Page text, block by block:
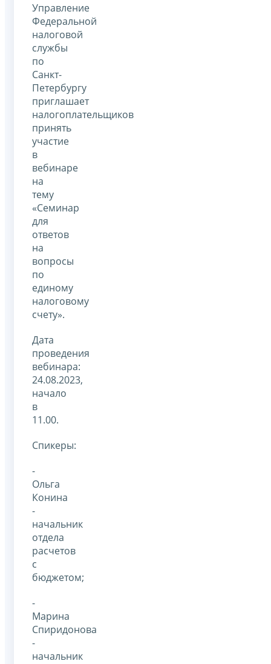
Управление
Федеральной
налоговой
службы
по
Санкт-
Петербургу
приглашает
налогоплательщиков
принять
участие
в
вебинаре
на
тему
«Семинар
для
ответов
на
вопросы
по
единому
налоговому
счету».
Дата
проведения
вебинара:
24.08.2023,
начало
в
11.00.
Спикеры:
-
Ольга
Конина
-
начальник
отдела
расчетов
с
бюджетом;
-
Марина
Спиридонова
-
начальник